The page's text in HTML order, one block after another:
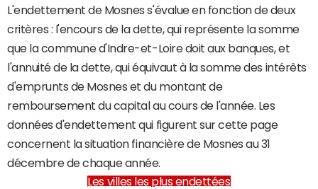
L'endettement de Mosnes s'évalue en fonction de deux
critères : l'encours de la dette, qui représente la somme
que la commune d'Indre-et-Loire doit aux banques, et
l'annuité de la dette, qui équivaut à la somme des intérêts
d'emprunts de Mosnes et du montant de
remboursement du capital au cours de l'année. Les
données d'endettement qui figurent sur cette page
concernent la situation financière de Mosnes au 31
décembre de chaque année.
Les villes les plus endettées